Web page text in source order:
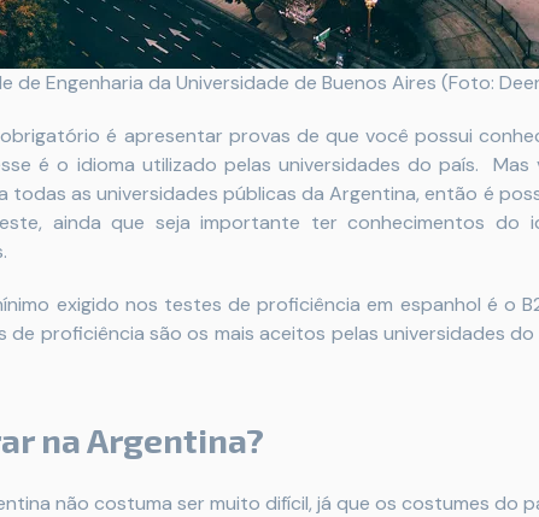
de Engenharia da Universidade de Buenos Aires (Foto:
é apresentar provas de que você possui
é o idioma utilizado pelas universidades do país. Mas
todas as universidades públicas da Argentina, então é
ainda que seja importante ter conhecimentos do
exigido nos testes de proficiência em espanhol é o
de proficiência são os mais aceitos pelas universidades do
na Argentina?
não costuma ser muito difícil, já que os costumes do